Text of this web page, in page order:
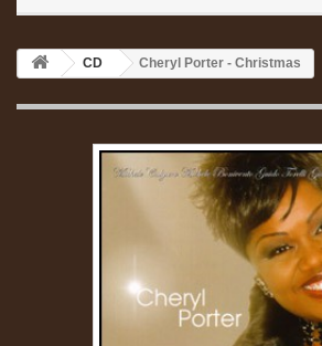
CD Cheryl Porter - Christmas